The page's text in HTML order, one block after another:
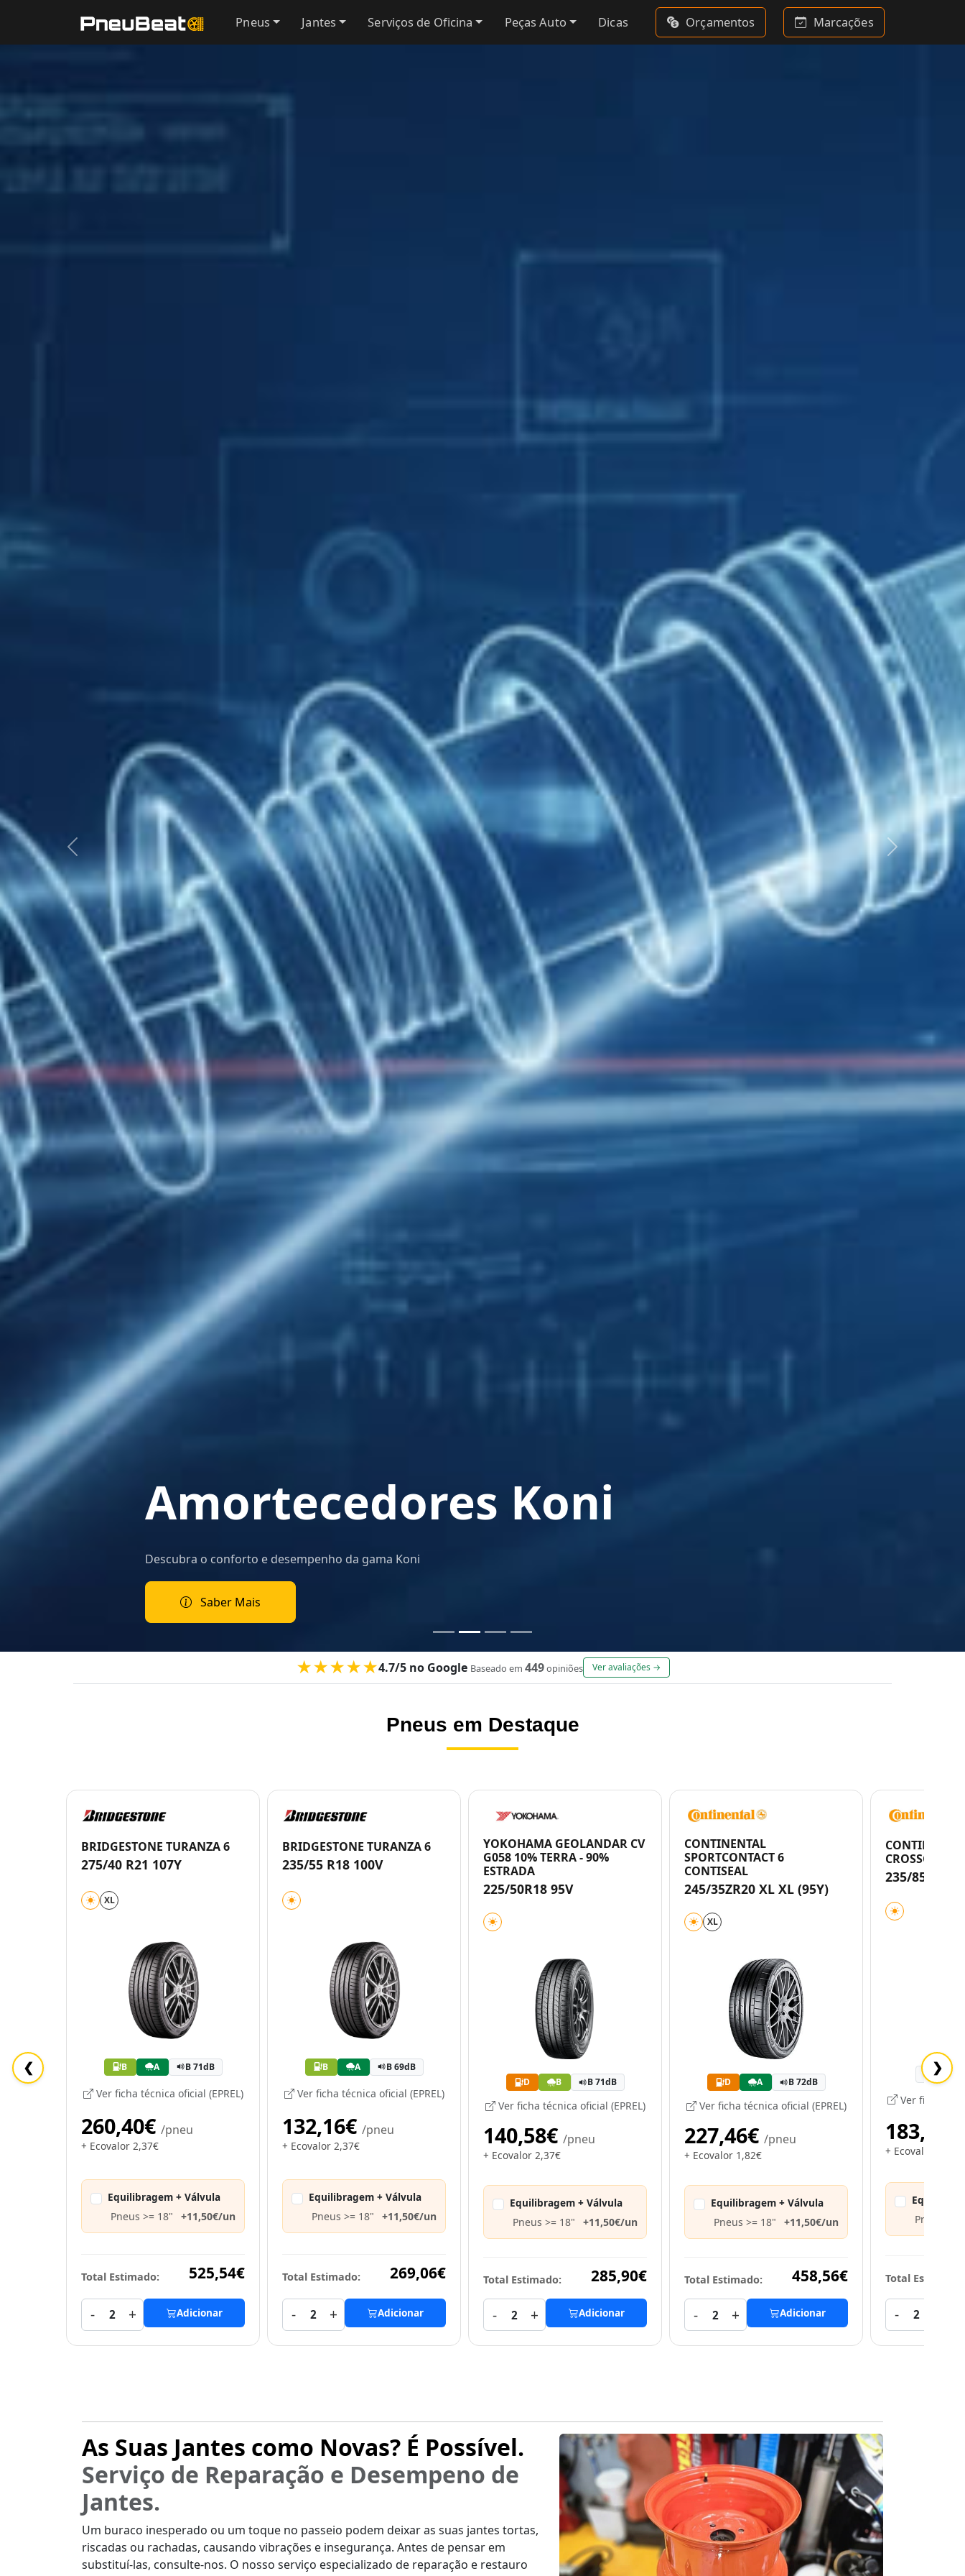
Pneus Jantes Serviços de Oficina Peças Auto Dicas Orçamentos Marcações
Amortecedores Koni
Descubra o conforto e desempenho da gama Koni
Saber Mais
Anterior Próximo
★★★★★4.7/5 no Google Baseado em 449opiniões Ver avaliações →
Pneus em Destaque
❮
BRIDGESTONE TURANZA 6
275/40 R21 107Y
XL
B A B 71dB
Ver ficha técnica oficial (EPREL)
260,40€ /pneu
+ Ecovalor 2,37€
Equilibragem + Válvula
Pneus >= 18"
+11,50€/un
Total Estimado: 525,54€
- 2 + Adicionar
BRIDGESTONE TURANZA 6
235/55 R18 100V
B A B 69dB
Ver ficha técnica oficial (EPREL)
132,16€ /pneu
+ Ecovalor 2,37€
Equilibragem + Válvula
Pneus >= 18"
+11,50€/un
Total Estimado: 269,06€
- 2 + Adicionar
YOKOHAMA GEOLANDAR CV
G058 10% TERRA - 90%
ESTRADA
225/50R18 95V
D B B 71dB
Ver ficha técnica oficial (EPREL)
140,58€ /pneu
+ Ecovalor 2,37€
Equilibragem + Válvula
Pneus >= 18"
+11,50€/un
Total Estimado: 285,90€
- 2 + Adicionar
CONTINENTAL
SPORTCONTACT 6
CONTISEAL
245/35ZR20 XL XL (95Y)
XL
D A B 72dB
Ver ficha técnica oficial (EPREL)
227,46€ /pneu
+ Ecovalor 1,82€
Equilibragem + Válvula
Pneus >= 18"
+11,50€/un
Total Estimado: 458,56€
- 2 + Adicionar
235/85R16
-
Ver ficha
183,83€
+ Ecovalor 2,37€
Pneus
Total Estimado:
- 2
❯
As Suas Jantes como Novas? É Possível.
Serviço de Reparação e Desempeno de
Jantes.
Um buraco inesperado ou um toque no passeio podem deixar as suas jantes tortas,
riscadas ou rachadas, causando vibrações e insegurança. Antes de pensar em
substituí-las, consulte-nos. O nosso serviço especializado de reparação e restauro